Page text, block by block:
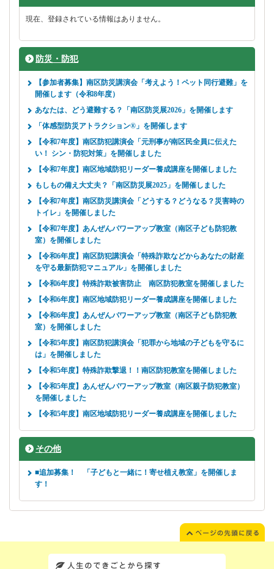
現在、登録されている情報はありません。
防災・防犯
【参加者募集】南区防災講演会「考えよう！ペット同行避難」を
開催します（令和8年度）
あなたは、どう避難する？「南区防災展2026」を開催します
「体感型防災アトラクション®」を開催します
【令和7年度】南区防犯講演会「元刑事が南区民全員に伝えた
い！ シン・防犯対策」を開催しました
【令和7年度】南区地域防犯リーダー養成講座を開催しました
もしもの備え大丈夫？「南区防災展2025」を開催しました
【令和7年度】南区防災講演会「どうする？どうなる？災害時の
トイレ」を開催しました
【令和7年度】あんぜんパワーアップ教室（南区子ども防犯教
室）を開催しました
【令和6年度】南区防犯講演会「特殊詐欺などからあなたの財産
を守る最新防犯マニュアル」を開催しました
【令和6年度】特殊詐欺被害防止 南区防犯教室を開催しました
【令和6年度】南区地域防犯リーダー養成講座を開催しました
【令和6年度】あんぜんパワーアップ教室（南区子ども防犯教
室）を開催しました
【令和5年度】南区防犯講演会「犯罪から地域の子どもを守るに
は」を開催しました
【令和5年度】特殊詐欺撃退！！南区防犯教室を開催しました
【令和5年度】あんぜんパワーアップ教室（南区親子防犯教室）
を開催しました
【令和5年度】南区地域防犯リーダー養成講座を開催しました
その他
■追加募集！ 「子どもと一緒に！寄せ植え教室」を開催しま
す！